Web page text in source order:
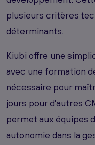
plusieurs critères
déterminants.
Kiubi offre une
avec une formation
nécessaire pour
jours pour d'autres
permet aux équipes
autonomie dans la